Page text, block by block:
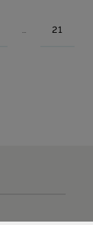
para desplazarse.
...
PáginasPágina
21